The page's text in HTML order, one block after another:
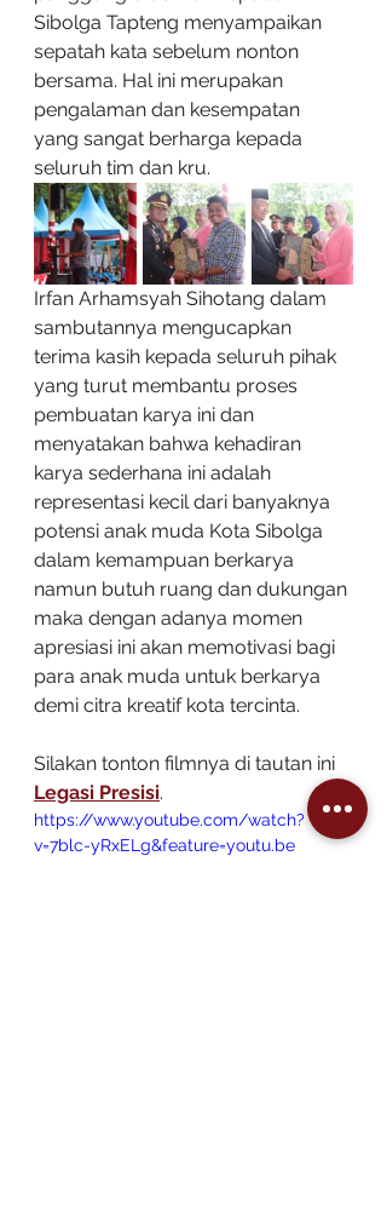
Sibolga Tapteng menyampaikan
sepatah kata sebelum nonton
bersama. Hal ini merupakan
pengalaman dan kesempatan
yang sangat berharga kepada
seluruh tim dan kru.
Irfan Arhamsyah Sihotang dalam
sambutannya mengucapkan
terima kasih kepada seluruh pihak
yang turut membantu proses
pembuatan karya ini dan
menyatakan bahwa kehadiran
karya sederhana ini adalah
representasi kecil dari banyaknya
potensi anak muda Kota Sibolga
dalam kemampuan berkarya
namun butuh ruang dan dukungan
maka dengan adanya momen
apresiasi ini akan memotivasi bagi
para anak muda untuk berkarya
demi citra kreatif kota tercinta.
Silakan tonton filmnya di tautan ini
Legasi Presisi.
https://www.youtube.com/watch?
v=7blc-yRxELg&feature=youtu.be